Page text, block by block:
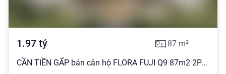
1.97 tỷ 87 m²
CẦN TIỀN GẤP bán căn hộ FLORA FUJI Q9 87m2 2Pn giá 1 tỷ 970, NTCB